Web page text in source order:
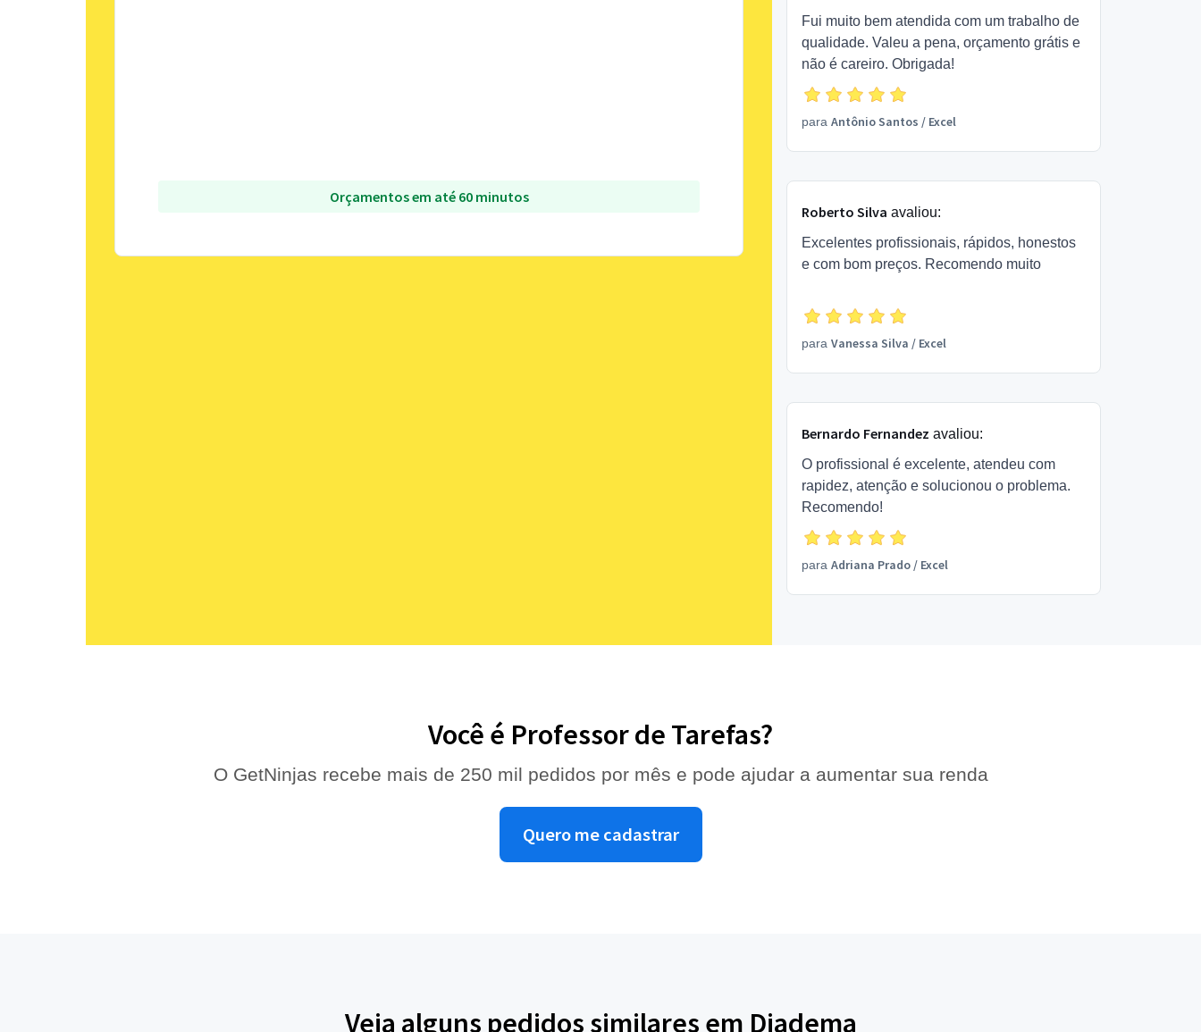
Orçamentos em até 60 minutos
Fui muito bem atendida com um trabalho de
qualidade. Valeu a pena, orçamento grátis e
não é careiro. Obrigada!
para Antônio Santos / Excel
Roberto Silva avaliou:
Excelentes profissionais, rápidos, honestos
e com bom preços. Recomendo muito
para Vanessa Silva / Excel
Bernardo Fernandez avaliou:
O profissional é excelente, atendeu com
rapidez, atenção e solucionou o problema.
Recomendo!
para Adriana Prado/ Excel
Você é Professor de Tarefas?
O GetNinjas recebe mais de 250 mil pedidos por mês e pode ajudar a aumentar sua renda
Quero me cadastrar
Veja alguns pedidos similares em Diadema